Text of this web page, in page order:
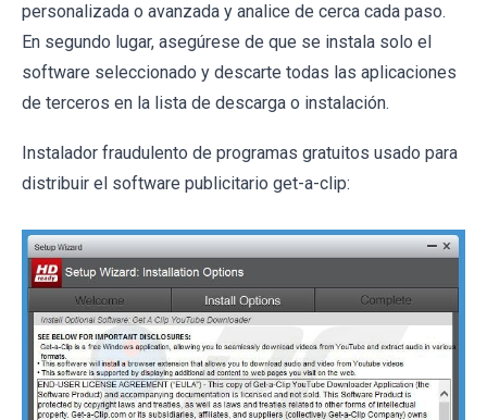
personalizada o avanzada y analice de cerca cada paso.
En segundo lugar, asegúrese de que se instala solo el
software seleccionado y descarte todas las aplicaciones
de terceros en la lista de descarga o instalación.
Instalador fraudulento de programas gratuitos usado para
distribuir el software publicitario get-a-clip: